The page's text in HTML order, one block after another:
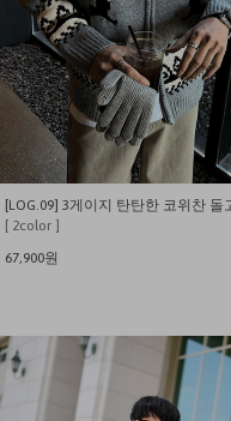
[ 2color ]
67,900원